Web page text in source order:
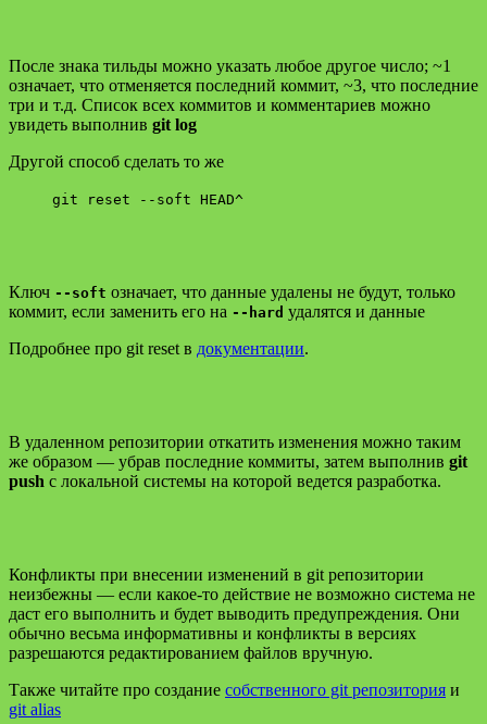
После знака тильды можно указать любое другое число; ~1
означает, что отменяется последний коммит, ~3, что последние
три и т.д. Список всех коммитов и комментариев можно
увидеть выполнив git log
Другой способ сделать то же
git reset --soft HEAD^
Ключ --soft означает, что данные удалены не будут, только
коммит, если заменить его на --hard удалятся и данные
Подробнее про git reset в документации.
В удаленном репозитории откатить изменения можно таким
же образом — убрав последние коммиты, затем выполнив git
push с локальной системы на которой ведется разработка.
Конфликты при внесении изменений в git репозитории
неизбежны — если какое-то действие не возможно система не
даст его выполнить и будет выводить предупреждения. Они
обычно весьма информативны и конфликты в версиях
разрешаются редактированием файлов вручную.
Также читайте про создание собственного git репозитория и
git alias